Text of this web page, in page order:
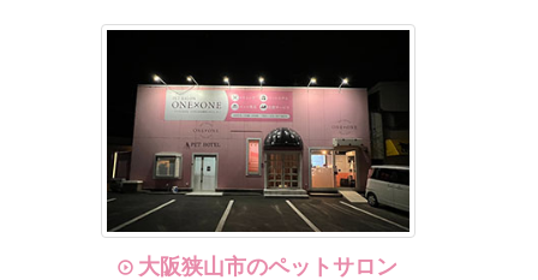
大阪狭山市のペットサロン